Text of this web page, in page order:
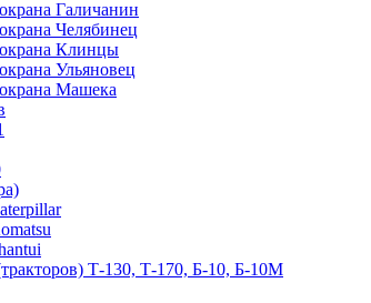
Галичанин
Челябинец
Клинцы
Ульяновец
Машека
Т-130, Т-170, Б-10, Б-10М